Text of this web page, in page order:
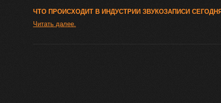
ЧТО ПРОИСХОДИТ В ИНДУСТРИИ ЗВУКОЗАПИСИ
Читать далее.